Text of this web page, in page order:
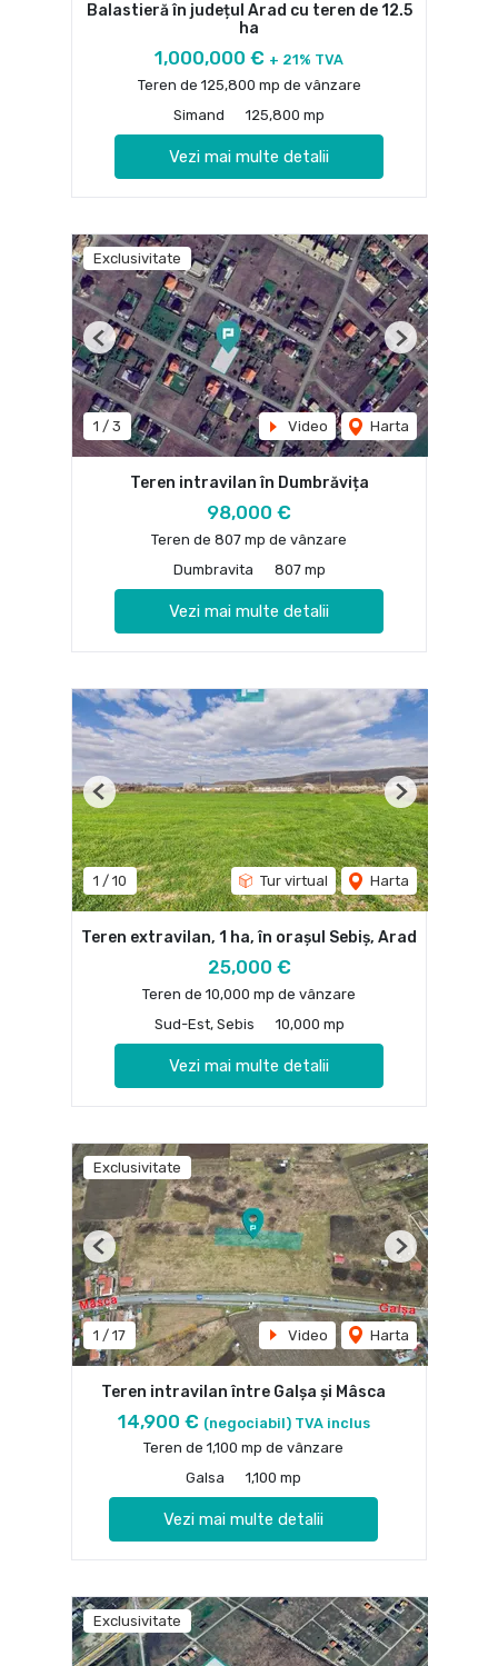
Balastieră în județul Arad cu teren de 12.5
ha
1,000,000 € + 21% TVA
Teren de 125,800 mp de vânzare
Simand
125,800 mp
Vezi mai multe detalii
Exclusivitate
1 / 3 Video Harta
Previous Next
Teren intravilan în Dumbrăvița
98,000 €
Teren de 807 mp de vânzare
Dumbravita
807 mp
Vezi mai multe detalii
1 / 10 Tur virtual Harta
Previous Next
Teren extravilan, 1 ha, în orașul Sebiș, Arad
25,000 €
Teren de 10,000 mp de vânzare
Sud-Est, Sebis
10,000 mp
Vezi mai multe detalii
Exclusivitate
1 / 17 Video Harta
Previous Next
Teren intravilan între Galșa și Mâsca
14,900 € (negociabil) TVA inclus
Teren de 1,100 mp de vânzare
Galsa
1,100 mp
Vezi mai multe detalii
Exclusivitate